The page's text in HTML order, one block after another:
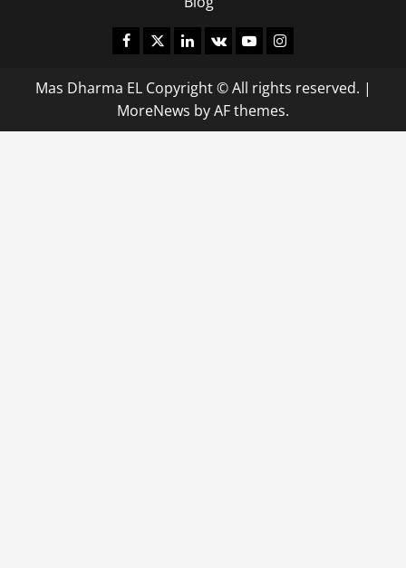
Facebook
TwitterLinkedin
VK YoutubeInstagram
Mas Dharma EL Copyright © All rights reserved. |
MoreNews by AF themes.